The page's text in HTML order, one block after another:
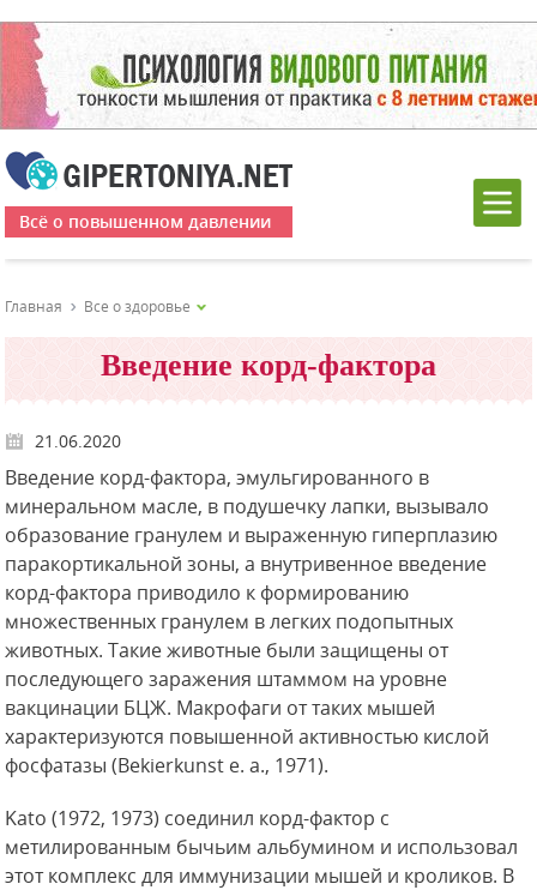
Всё о повышенном давлении
Главная Все о здоровье
Введение корд-фактора
21.06.2020
Введение корд-фактора, эмульгированного в
минеральном масле, в подушечку лапки, вызывало
образование гранулем и выраженную гиперплазию
паракортикальной зоны, а внутривенное введение
корд-фактора приводило к формированию
множественных гранулем в легких подопытных
животных. Такие животные были защищены от
последующего заражения штаммом на уровне
вакцинации БЦЖ. Макрофаги от таких мышей
характеризуются повышенной активностью кислой
фосфатазы (Bekierkunst е. а., 1971).
Kato (1972, 1973) соединил корд-фактор с
метилированным бычьим альбумином и использовал
этот комплекс для иммунизации мышей и кроликов. В